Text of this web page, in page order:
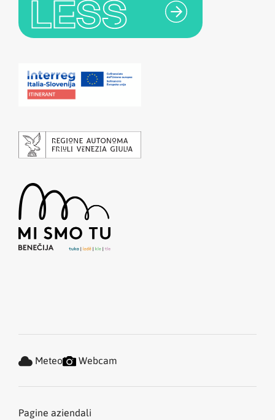
Pagine aziendali
Meteo Webcam